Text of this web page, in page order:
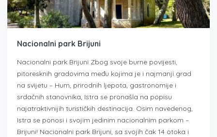
Nacionalni park Brijuni
Nacionalni park Brijuni Zbog svoje burne povijesti,
pitoresknih gradovima među kojima je i najmanji grad
na svijetu – Hum, prirodnih ljepota, gastronomije i
srdačnih stanovnika, Istra se pronašla na popisu
najatraktivnijih turističkih destinacija. Osim navedenog,
Istra se ponosi i svojim jedinim nacionalnim parkom –
Brijuni! Nacionalni park Brijuni, sa svojih čak 14 otoka i